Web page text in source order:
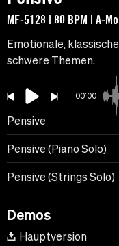
MF-5128 | 80 BPM | A-
Emotionale,
schwere Themen.
00:00
Pensive
Pensive (Piano Solo)
Pensive (Strings Solo)
Demos
Hauptversion